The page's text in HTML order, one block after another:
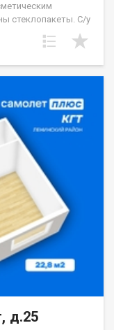
стеклопакеты. С/у
на полу
д.25